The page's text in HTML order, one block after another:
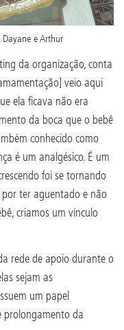
e Arthur
da organização, conta
veio aqui
ela ficava não era
da boca que o bebê
conhecido como
é um analgésico. É um
foi se tornando
por ter aguentado e não
criamos um vínculo
rede de apoio durante o
sejam as
um papel
da